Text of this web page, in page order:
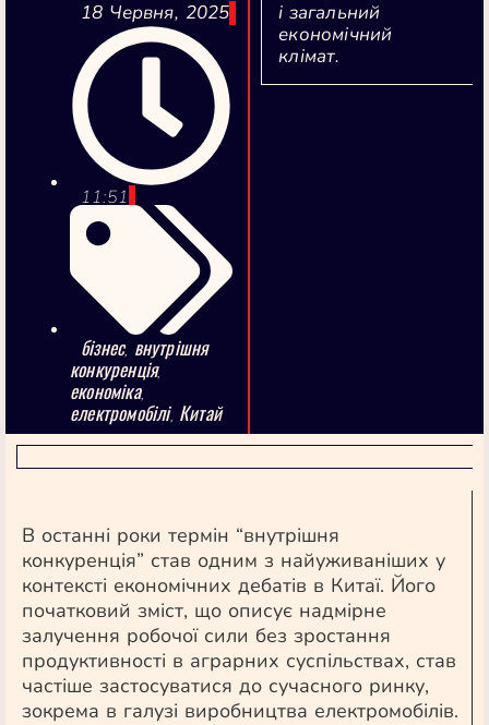
і загальний
економічний
клімат.
18 Червня, 2025
11:51
бізнес, внутрішня
конкуренція,
економіка,
електромобілі, Китай
В останні роки термін “внутрішня
конкуренція” став одним з найуживаніших у
контексті економічних дебатів в Китаї. Його
початковий зміст, що описує надмірне
залучення робочої сили без зростання
продуктивності в аграрних суспільствах, став
частіше застосуватися до сучасного ринку,
зокрема в галузі виробництва електромобілів.